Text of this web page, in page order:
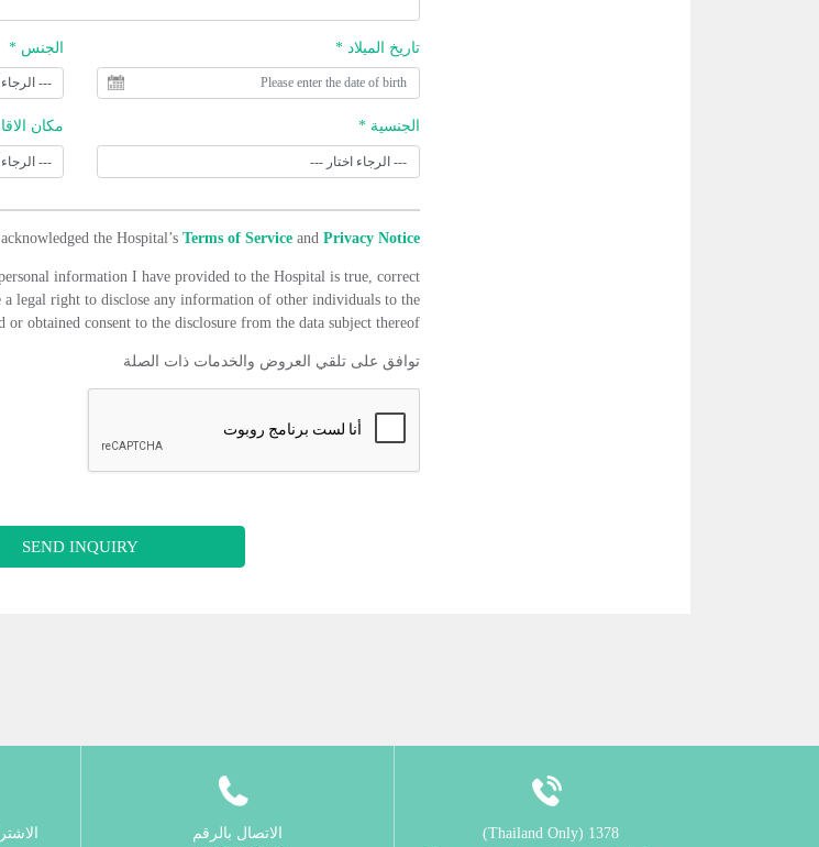
تاريخ الميلاد * الجنس *
الجنسية * مكان
the Hospital’s Terms of Service and Privacy Notice
information I have provided to the Hospital is true, correct
legal right to disclose any information of other individuals to the
obtained consent to the disclosure from the data subject thereof.
توافق على تلقي العروض والخدمات ذات الصلة
SEND INQUIRY
1378 (Thailand Only)
الاتصال بالرقم